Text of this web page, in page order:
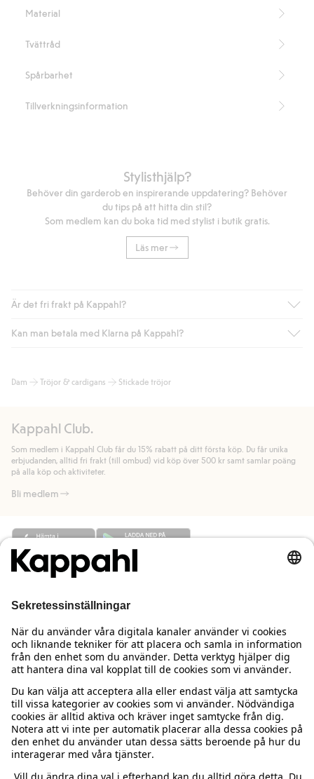
Material
Tvättråd
Spårbarhet
Tillverkningsinformation
Stylisthjälp?
Behöver din garderob en inspirerande uppdatering? Behöver
du tips på att hitta din stil?
Som medlem kan du boka tid med stylist i butik gratis.
Läs mer
Är det fri frakt på Kappahl?
Är du medlem i Kappahl Club har du alltid gratis frakt till butik
automatik efter du loggat in och identifierats som medlem.
handlar för.
Läs mer
Kan man betala med Klarna på Kappahl?
bland annat faktura och swish men även andra betalningssätt.
allmänna villkor.
Läs mer
Dam Tröjor & cardigans Stickade tröjor
Kappahl Club.
Som medlem i Kappahl Club får du 15% rabatt på ditt första köp. Du får unika
erbjudanden, alltid fri frakt (till ombud) vid köp över 500 kr samt samlar poäng
på alla köp och aktiviteter.
Bli medlem
Behöver du hjälp?
Kundservice
Vanliga frågor
Beställning & retur
Kontakta oss
Kappahl Club
Logga in
Kappahl Club
Medlemsvillkor
Om oss
Om Kappahl Group
Villkor & policy
Köpvillkor Sverige
Mer från oss